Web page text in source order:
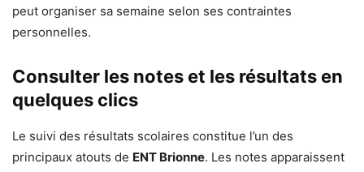
peut organiser sa semaine selon ses contraintes
personnelles.
Consulter les notes et les résultats en
quelques clics
Le suivi des résultats scolaires constitue l’un des
principaux atouts de ENT Brionne. Les notes apparaissent